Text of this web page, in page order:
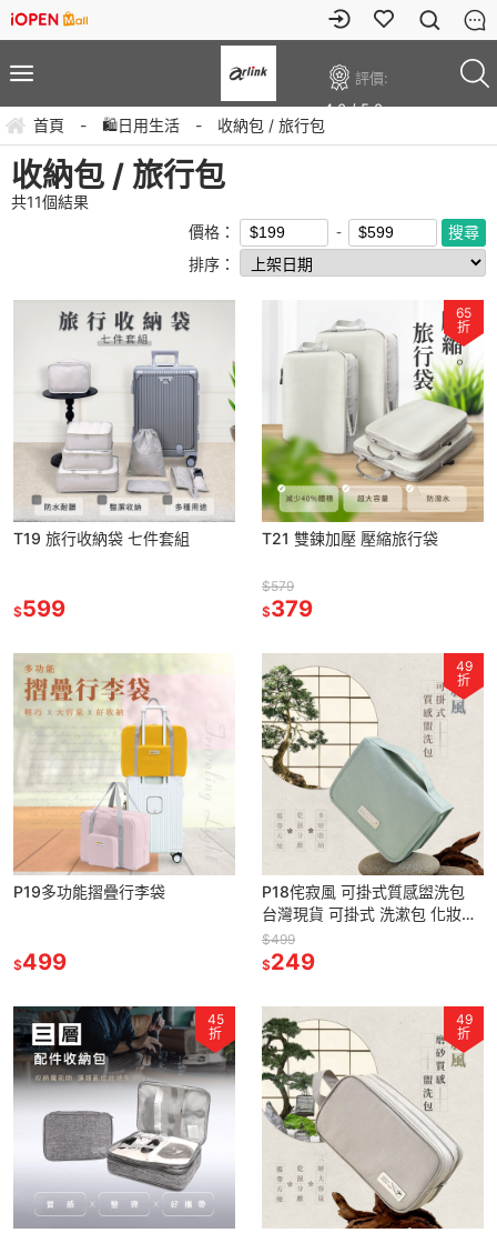
評價:
4.0 / 5.0
首頁 - 🛍️日用生活 - 收納包 / 旅行包
收納包 / 旅行包
共11個結果
價格：
排序：
T19 旅行收納袋 七件套組
$599
65
折
T21 雙鍊加壓 壓縮旅行袋
$579
$379
P19多功能摺疊行李袋
$499
49
折
P18侘寂風 可掛式質感盥洗包
台灣現貨 可掛式 洗漱包 化妝包
盥洗包 大容量 掛勾盥洗包 旅行
盥洗包 旅行洗漱
$499
$249
45
折
49
折